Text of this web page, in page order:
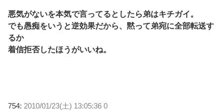
悪気がないを本気で言ってるとしたら弟はキチガイ。
でも愚痴をいうと逆効果だから、黙って弟宛に全部転送す
るか
着信拒否したほうがいいね。
754: 2010/01/23(土) 13:05:36 0